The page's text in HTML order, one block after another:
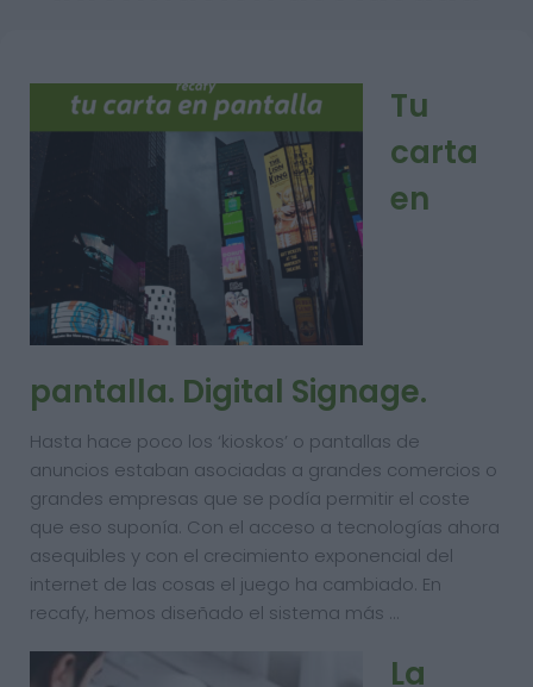
Tu
carta
en
pantalla. Digital Signage.
Hasta hace poco los ‘kioskos’ o pantallas de
anuncios estaban asociadas a grandes comercios o
grandes empresas que se podía permitir el coste
que eso suponía. Con el acceso a tecnologías ahora
asequibles y con el crecimiento exponencial del
internet de las cosas el juego ha cambiado. En
recafy, hemos diseñado el sistema más …
La